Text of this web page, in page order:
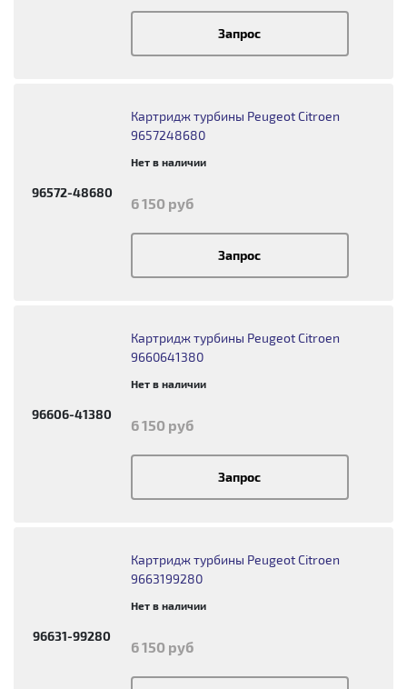
Запрос
96572-48680
Картридж турбины Peugeot Citroen
9657248680
Нет в наличии
6 150 руб
Запрос
96606-41380
Картридж турбины Peugeot Citroen
9660641380
Нет в наличии
6 150 руб
Запрос
96631-99280
Картридж турбины Peugeot Citroen
9663199280
Нет в наличии
6 150 руб